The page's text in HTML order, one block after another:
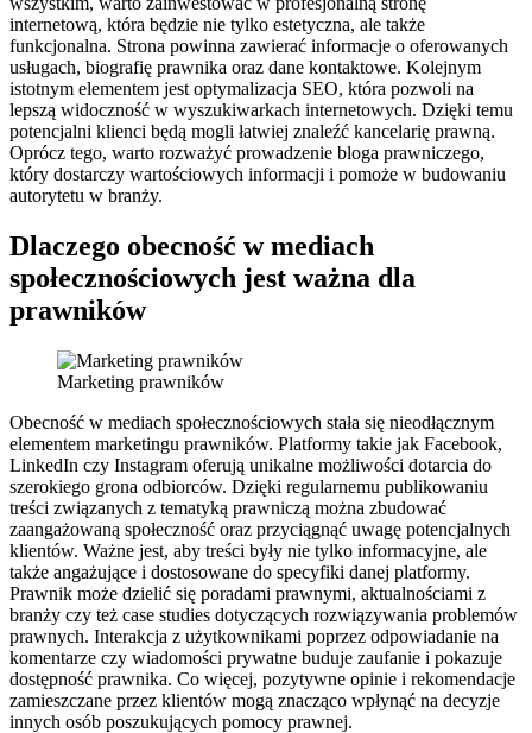
internetową, która będzie nie tylko estetyczna, ale także
funkcjonalna. Strona powinna zawierać informacje o oferowanych
usługach, biografię prawnika oraz dane kontaktowe. Kolejnym
istotnym elementem jest optymalizacja SEO, która pozwoli na
lepszą widoczność w wyszukiwarkach internetowych. Dzięki temu
potencjalni klienci będą mogli łatwiej znaleźć kancelarię prawną.
Oprócz tego, warto rozważyć prowadzenie bloga prawniczego,
który dostarczy wartościowych informacji i pomoże w budowaniu
autorytetu w branży.
Dlaczego obecność w mediach
społecznościowych jest ważna dla
prawników
Marketing prawników
Obecność w mediach społecznościowych stała się nieodłącznym
elementem marketingu prawników. Platformy takie jak Facebook,
LinkedIn czy Instagram oferują unikalne możliwości dotarcia do
szerokiego grona odbiorców. Dzięki regularnemu publikowaniu
treści związanych z tematyką prawniczą można zbudować
zaangażowaną społeczność oraz przyciągnąć uwagę potencjalnych
klientów. Ważne jest, aby treści były nie tylko informacyjne, ale
także angażujące i dostosowane do specyfiki danej platformy.
Prawnik może dzielić się poradami prawnymi, aktualnościami z
branży czy też case studies dotyczących rozwiązywania problemów
prawnych. Interakcja z użytkownikami poprzez odpowiadanie na
komentarze czy wiadomości prywatne buduje zaufanie i pokazuje
dostępność prawnika. Co więcej, pozytywne opinie i rekomendacje
zamieszczane przez klientów mogą znacząco wpłynąć na decyzje
innych osób poszukujących pomocy prawnej.